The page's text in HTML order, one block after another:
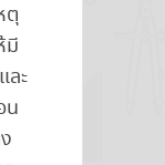
ตุ
มี
ละ
น